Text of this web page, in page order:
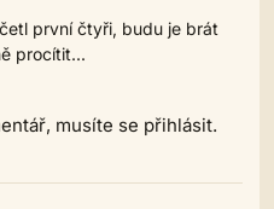
první čtyři, budu je brát
procítit...
musíte se přihlásit.